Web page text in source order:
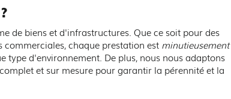
de biens et d'infrastructures. Que ce soit pour des
commerciales, chaque prestation est minutieusement
type d'environnement. De plus, nous nous adaptons
et sur mesure pour garantir la pérennité et la